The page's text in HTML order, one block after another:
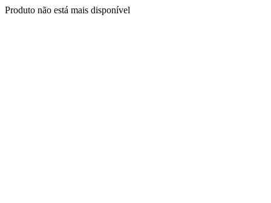
Produto não está mais disponível